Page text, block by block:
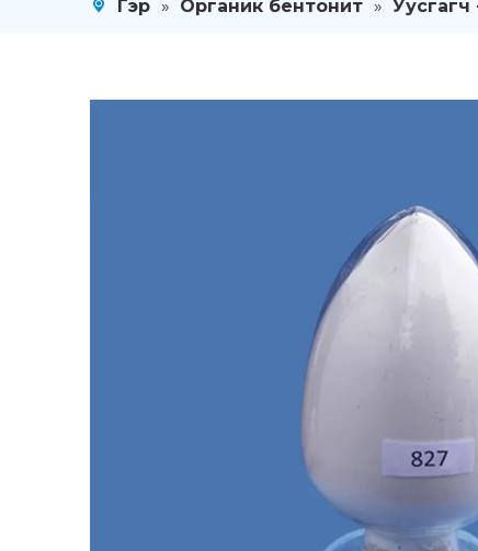
Гэр » Органик бентонит »